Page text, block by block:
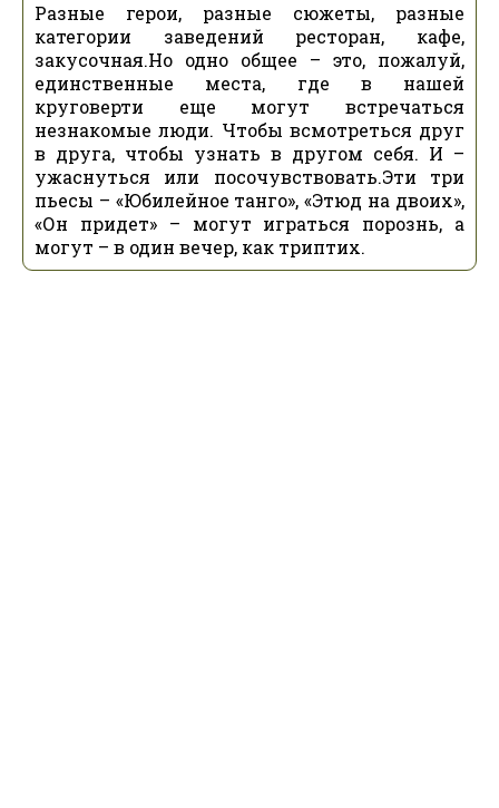
Разные герои, разные сюжеты, разные
категории заведений ресторан, кафе,
закусочная.Но одно общее – это, пожалуй,
единственные места, где в нашей
круговерти еще могут встречаться
незнакомые люди. Чтобы всмотреться друг
в друга, чтобы узнать в другом себя. И –
ужаснуться или посочувствовать.Эти три
пьесы – «Юбилейное танго», «Этюд на двоих»,
«Он придет» – могут играться порознь, а
могут – в один вечер, как триптих.